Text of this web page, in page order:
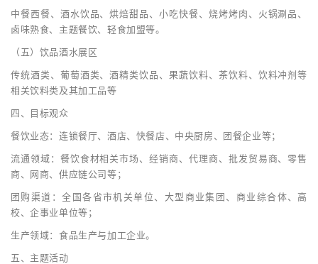
中餐西餐、酒水饮品、烘焙甜品、小吃快餐、烧烤烤肉、火锅涮品、
卤味熟食、主题餐饮、轻食加盟等。
（五）饮品酒水展区
传统酒类、葡萄酒类、酒精类饮品、果蔬饮料、茶饮料、饮料冲剂等
相关饮料类及其加工品等
四、目标观众
餐饮业态：连锁餐厅、酒店、快餐店、中央厨房、团餐企业等；
流通领域：餐饮食材相关市场、经销商、代理商、批发贸易商、零售
商、网商、供应链公司等；
团购渠道：全国各省市机关单位、大型商业集团、商业综合体、高
校、企事业单位等；
生产领域：食品生产与加工企业。
五、主题活动